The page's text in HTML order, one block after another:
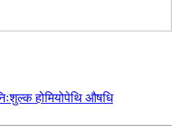
होमियोपेथि औषधि